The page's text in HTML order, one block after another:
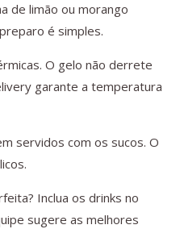
de limão ou morango
é simples.
O gelo não derrete
garante a temperatura
servidos com os sucos. O
Inclua os drinks no
sugere as melhores